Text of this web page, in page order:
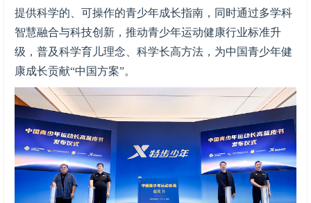
提供科学的、可操作的青少年成长指南，同时通过多学科
智慧融合与科技创新，推动青少年运动健康行业标准升
级，普及科学育儿理念、科学长高方法，为中国青少年健
康成长贡献“中国方案”。